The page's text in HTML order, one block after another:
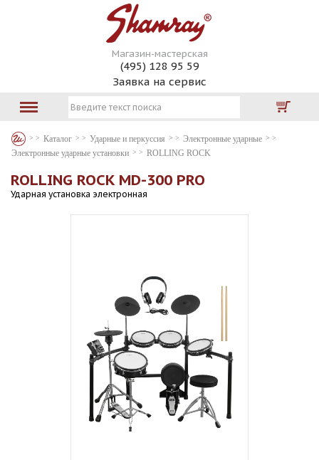
Магазин-мастерская
(495) 128 95 59
Заявка на сервис
Каталог Ударные и перкуссия
Электронные ударные
Электронные ударные установки
ROLLING ROCK
ROLLING ROCK MD-300 PRO
Ударная установка электронная